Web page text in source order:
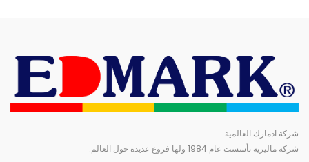
شركة ادمارك العالمية
شركة ماليزية تأسست عام 1984 ولها فروع عديدة حول العالم.